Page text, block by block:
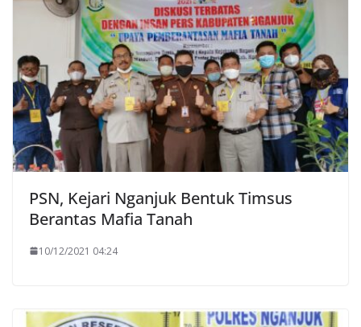
PSN, Kejari Nganjuk Bentuk Timsus
Berantas Mafia Tanah
10/12/2021 04:24